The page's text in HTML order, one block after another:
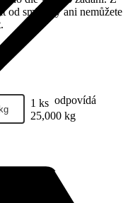
od smlouvy ani nemůžete
1 ks odpovídá
25,000 kg